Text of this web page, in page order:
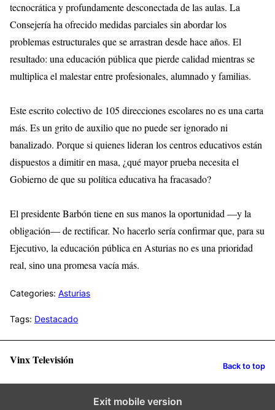
tecnocrática y profundamente desconectada de las aulas. La
Consejería ha ofrecido medidas parciales sin abordar los
problemas estructurales que se arrastran desde hace años. El
resultado: una educación pública que pierde calidad mientras se
multiplica el malestar entre profesionales, alumnado y familias.
Este escrito colectivo de 105 direcciones escolares no es una carta
más. Es un grito de auxilio que no puede ser ignorado ni
banalizado. Porque si quienes lideran los centros educativos están
dispuestos a dimitir en masa, ¿qué mayor prueba necesita el
Gobierno de que su política educativa ha fracasado?
El presidente Barbón tiene en sus manos la oportunidad —y la
obligación— de rectificar. No hacerlo sería confirmar que, para su
Ejecutivo, la educación pública en Asturias no es una prioridad
real, sino una promesa vacía más.
Categories: Asturias
Tags: Destacado
Vinx Televisión Back to top
Exit mobile version